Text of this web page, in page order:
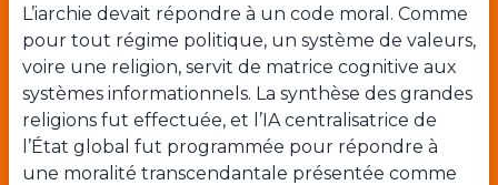
L’iarchie devait répondre à un code moral. Comme
pour tout régime politique, un système de valeurs,
voire une religion, servit de matrice cognitive aux
systèmes informationnels. La synthèse des grandes
religions fut effectuée, et l’IA centralisatrice de
l’État global fut programmée pour répondre à
une moralité transcendantale présentée comme